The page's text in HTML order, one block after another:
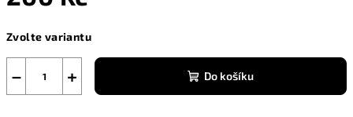
cena:
Zvolte variantu
+
− Do košíku